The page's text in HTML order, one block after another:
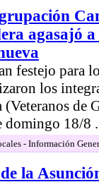
agasajó a
festejo para
los
de
domingo 18/8
- Información
la